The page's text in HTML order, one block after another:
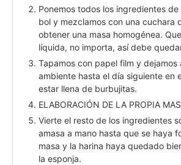
Ponemos todos los ingredientes de
bol y mezclamos con una cuchara
obtener una masa homogénea.
líquida, no importa, así debe
Tapamos con papel film y dejamos
ambiente hasta el día siguiente en
estar llena de burbujitas.
ELABORACIÓN DE LA PROPIA
Vierte el resto de los ingredientes
amasa a mano hasta que se haya
masa y la harina haya quedado
la esponja.